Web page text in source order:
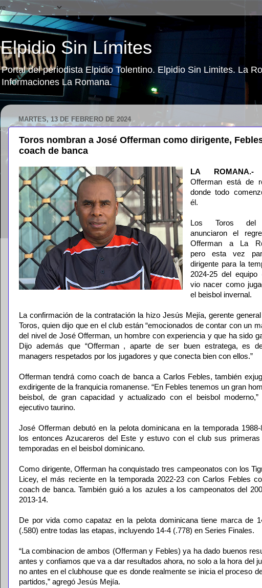
Elpidio Sin Límites
Portal del periodista Elpidio Tolentino. Elpidio Sin Limites. La
Informaciones La Romana.
MARTES, 13 DE FEBRERO DE 2024
Toros nombran a José Offerman como dirigente,
coach de banca
LA ROMANA.-
Offerman está de
donde todo
él.
Los Toros del
anunciaron el
Offerman a La
pero esta vez
dirigente para la
2024-25 del equipo
vio nacer como
el beisbol invernal.
La confirmación de la contratación la hizo Jesús Mejía, gerente
Toros, quien dijo que en el club están “emocionados de contar con un
del nivel de José Offerman, un hombre con experiencia y que ha sido
Dijo además que “Offerman , aparte de ser buen estratega, es
managers respetados por los jugadores y que conecta bien con ellos.”
Offerman tendrá como coach de banca a Carlos Febles, también
exdirigente de la franquicia romanense. “En Febles tenemos un gran
beisbol, de gran capacidad y actualizado con el beisbol moderno,”
ejecutivo taurino.
José Offerman debutó en la pelota dominicana en la temporada
los entonces Azucareros del Este y estuvo con el club sus primeras
temporadas en el beisbol dominicano.
Como dirigente, Offerman ha conquistado tres campeonatos con los
Licey, el más reciente en la temporada 2022-23 con Carlos Febles
coach de banca. También guió a los azules a los campeonatos del
2013-14.
De por vida como capataz en la pelota dominicana tiene marca de
(.580) entre todas las etapas, incluyendo 14-4 (.778) en Series Finales.
“La combinacion de ambos (Offerman y Febles) ya ha dado buenos
antes y confiamos que va a dar resultados ahora, no solo a la hora del
no antes en el clubhouse que es donde realmente se inicia el proceso
partidos,” agregó Jesús Mejía.